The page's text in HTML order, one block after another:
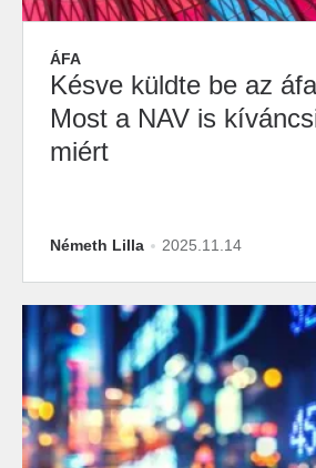
ÁFA
Késve küldte be az
Most a NAV is
miért
Németh Lilla 2025.11.14